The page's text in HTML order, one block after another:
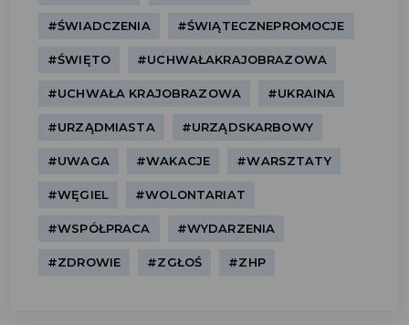
#ŚWIADCZENIA #ŚWIĄTECZNEPROMOCJE
#ŚWIĘTO #UCHWAŁAKRAJOBRAZOWA
#UCHWAŁA KRAJOBRAZOWA #UKRAINA
#URZĄDMIASTA #URZĄDSKARBOWY
#UWAGA #WAKACJE #WARSZTATY
#WĘGIEL #WOLONTARIAT
#WSPÓŁPRACA #WYDARZENIA
#ZDROWIE #ZGŁOŚ #ZHP